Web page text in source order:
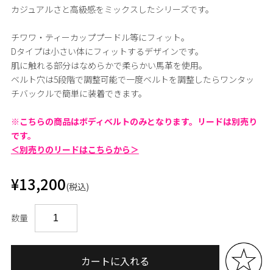
カジュアルさと高級感をミックスしたシリーズです。
チワワ・ティーカッププードル等にフィット。
Dタイプは小さい体にフィットするデザインです。
肌に触れる部分はなめらかで柔らかい馬革を使用。
ベルト穴は5段階で調整可能で一度ベルトを調整したらワンタッ
チバックルで簡単に装着できます。
※こちらの商品はボディベルトのみとなります。リードは別売り
です。
＜別売りのリードはこちらから＞
¥13,200(税込)
数量
カートに入れる